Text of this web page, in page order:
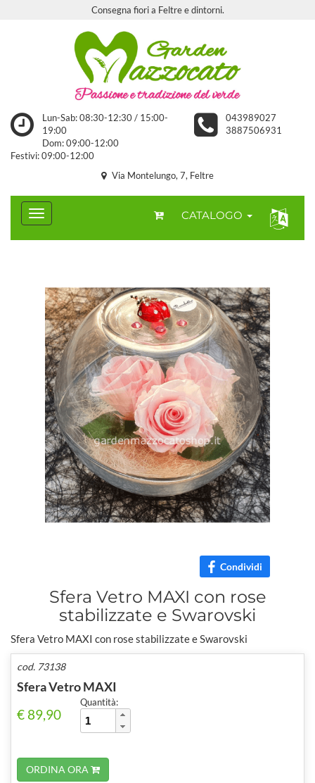
Consegna fiori a Feltre e dintorni.
Lun-Sab: 08:30-12:30 / 15:00-
19:00
Dom: 09:00-12:00
Festivi: 09:00-12:00
043989027
3887506931
Via Montelungo, 7, Feltre
CATALOGO
Condividi
Sfera Vetro MAXI con rose
stabilizzate e Swarovski
Sfera Vetro MAXI con rose stabilizzate e Swarovski
cod. 73138
Sfera Vetro MAXI
€ 89,90
Quantità:
ORDINA ORA